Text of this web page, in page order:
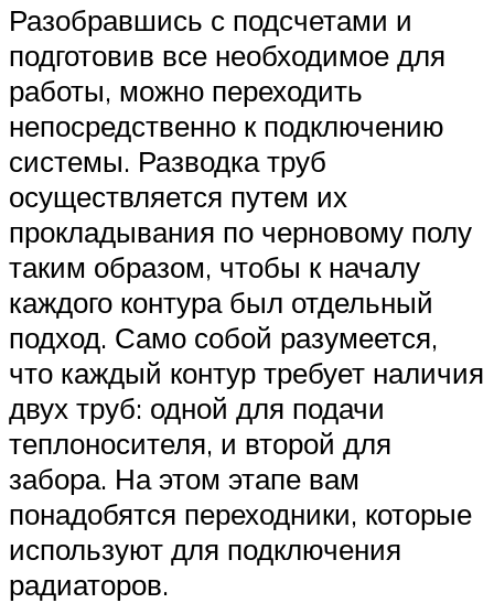
Разобравшись с подсчетами и
подготовив все необходимое для
работы, можно переходить
непосредственно к подключению
системы. Разводка труб
осуществляется путем их
прокладывания по черновому полу
таким образом, чтобы к началу
каждого контура был отдельный
подход. Само собой разумеется,
что каждый контур требует наличия
двух труб: одной для подачи
теплоносителя, и второй для
забора. На этом этапе вам
понадобятся переходники, которые
используют для подключения
радиаторов.